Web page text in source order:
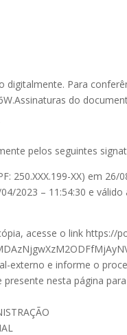
digitalmente. Para
do
pelos seguintes
250.XXX.199-XX) em 26/
2023 – 11:54:30 e
acesse o link https://
externo e informe o
nesta página